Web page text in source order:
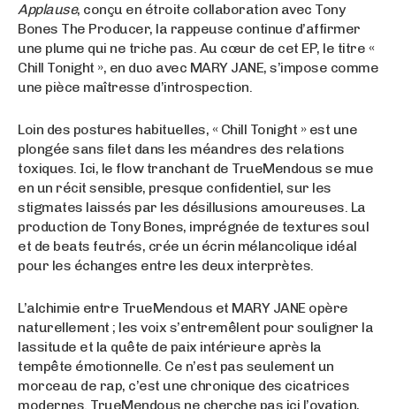
Applause, conçu en étroite collaboration avec Tony
Bones The Producer, la rappeuse continue d’affirmer
une plume qui ne triche pas. Au cœur de cet EP, le titre «
Chill Tonight », en duo avec MARY JANE, s’impose comme
une pièce maîtresse d’introspection.
Loin des postures habituelles, « Chill Tonight » est une
plongée sans filet dans les méandres des relations
toxiques. Ici, le flow tranchant de TrueMendous se mue
en un récit sensible, presque confidentiel, sur les
stigmates laissés par les désillusions amoureuses. La
production de Tony Bones, imprégnée de textures soul
et de beats feutrés, crée un écrin mélancolique idéal
pour les échanges entre les deux interprètes.
L’alchimie entre TrueMendous et MARY JANE opère
naturellement ; les voix s’entremêlent pour souligner la
lassitude et la quête de paix intérieure après la
tempête émotionnelle. Ce n’est pas seulement un
morceau de rap, c’est une chronique des cicatrices
modernes. TrueMendous ne cherche pas ici l’ovation,